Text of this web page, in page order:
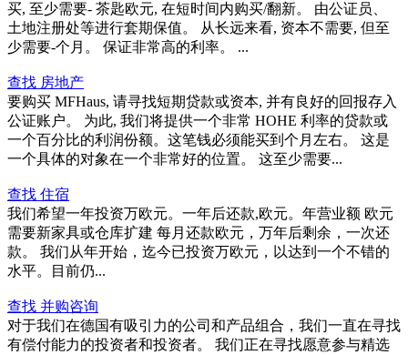
买, 至少需要- 茶匙欧元, 在短时间内购买/翻新。 由公证员、
土地注册处等进行套期保值。 从长远来看, 资本不需要, 但至
少需要-个月。 保证非常高的利率。 ...
查找 房地产
要购买 MFHaus, 请寻找短期贷款或资本, 并有良好的回报存入
公证账户。 为此, 我们将提供一个非常 HOHE 利率的贷款或
一个百分比的利润份额。这笔钱必须能买到个月左右。 这是
一个具体的对象在一个非常好的位置。 这至少需要...
查找 住宿
我们希望一年投资万欧元。一年后还款,欧元。年营业额 欧元
需要新家具或仓库扩建 每月还款欧元，万年后剩余，一次还
款。 我们从年开始，迄今已投资万欧元，以达到一个不错的
水平。目前仍...
查找 并购咨询
对于我们在德国有吸引力的公司和产品组合，我们一直在寻找
有偿付能力的投资者和投资者。 我们正在寻找愿意参与精选